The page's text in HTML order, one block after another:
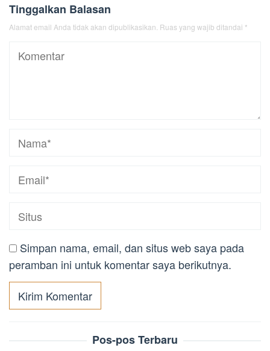
Tinggalkan Balasan
Alamat email Anda tidak akan dipublikasikan. Ruas yang wajib ditandai *
Simpan nama, email, dan situs web saya pada
peramban ini untuk komentar saya berikutnya.
Pos-pos Terbaru